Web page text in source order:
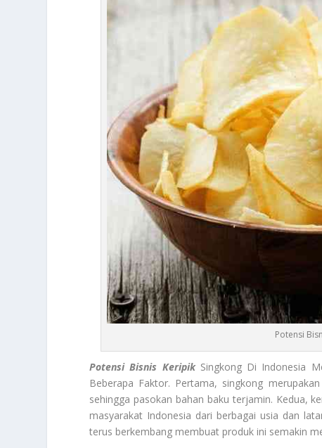
Potensi
Potensi Bisnis KeripikSingkong Di Indonesia
Beberapa Faktor. Pertama, singkong
sehingga pasokan bahan baku terjamin. Kedua,
masyarakat Indonesia dari berbagai usia dan
terus berkembang membuat produk ini semakin